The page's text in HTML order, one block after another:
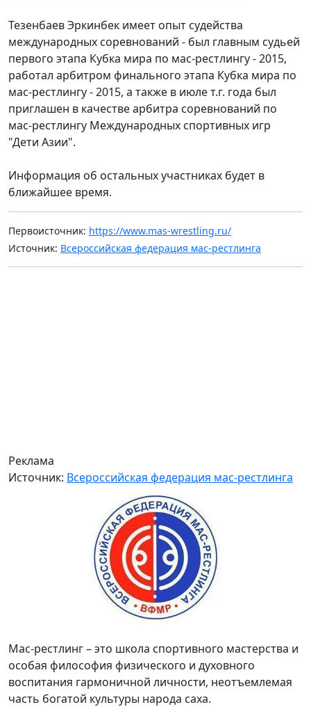
Тезенбаев Эркинбек имеет опыт судейства
международных соревнований - был главным судьей
первого этапа Кубка мира по мас-рестлингу - 2015,
работал арбитром финального этапа Кубка мира по
мас-рестлингу - 2015, а также в июле т.г. года был
приглашен в качестве арбитра соревнований по
мас-рестлингу Международных спортивных игр
"Дети Азии".
Информация об остальных участниках будет в
ближайшее время.
Первоисточник: https://www.mas-wrestling.ru/
Источник: Всероссийская федерация мас-рестлинга
Реклама
Источник: Всероссийская федерация мас-рестлинга
Мас-рестлинг – это школа спортивного мастерства и
особая философия физического и духовного
воспитания гармоничной личности, неотъемлемая
часть богатой культуры народа саха.